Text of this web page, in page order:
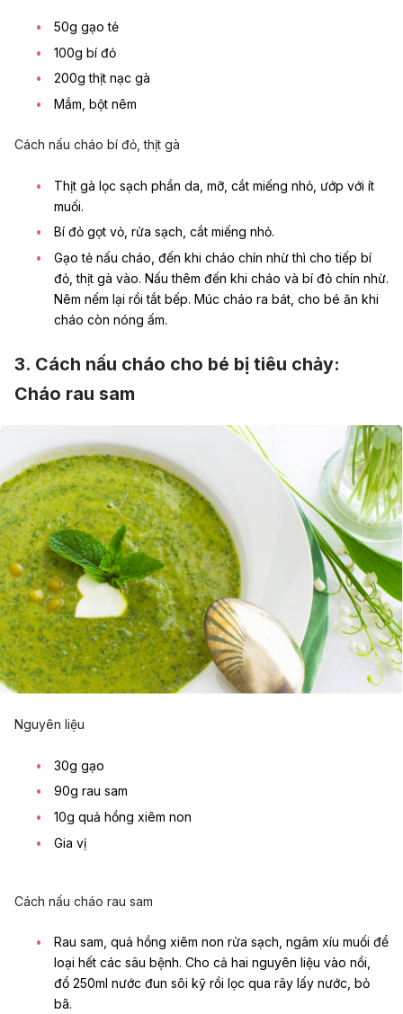
50g gạo tẻ
100g bí đỏ
200g thịt nạc gà
Mắm, bột nêm
Cách nấu cháo bí đỏ, thịt gà
Thịt gà lọc sạch phần da, mỡ, cắt miếng nhỏ, ướp với ít
muối.
Bí đỏ gọt vỏ, rửa sạch, cắt miếng nhỏ.
Gạo tẻ nấu cháo, đến khi cháo chín nhừ thì cho tiếp bí
đỏ, thịt gà vào. Nấu thêm đến khi cháo và bí đỏ chín nhừ.
Nêm nếm lại rồi tắt bếp. Múc cháo ra bát, cho bé ăn khi
cháo còn nóng ấm.
3. Cách nấu cháo cho bé bị tiêu chảy:
Cháo rau sam
Nguyên liệu
30g gạo
90g rau sam
10g quả hồng xiêm non
Gia vị
Cách nấu cháo rau sam
Rau sam, quả hồng xiêm non rửa sạch, ngâm xíu muối để
loại hết các sâu bệnh. Cho cả hai nguyên liệu vào nồi,
đổ 250ml nước đun sôi kỹ rồi lọc qua rây lấy nước, bỏ
bã.